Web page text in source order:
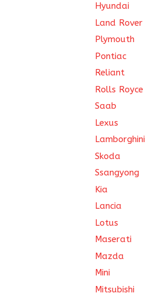
Hyundai
Land Rover
Plymouth
Pontiac
Reliant
Rolls Royce
Saab
Lexus
Lamborghini
Skoda
Ssangyong
Kia
Lancia
Lotus
Maserati
Mazda
Mini
Mitsubishi